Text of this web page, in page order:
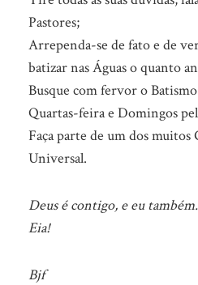
Pastores;
Arrependa-se de fato e de
batizar nas Águas o quanto
Busque com fervor o
Quartas-feira e Domingos
Faça parte de um dos
Universal.
Deus é contigo, e eu também.
Eia!
Bjf